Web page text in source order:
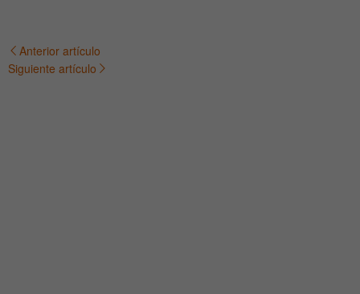
Navegación
Anterior artículo
Siguiente artículo